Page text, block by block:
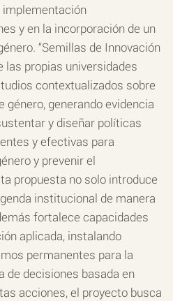
implementación
y en la incorporación de un
“Semillas de Innovación
las propias universidades
contextualizados sobre
género, generando evidencia
y diseñar políticas
y efectivas para
y prevenir el
propuesta no solo introduce
institucional de manera
fortalece capacidades
aplicada, instalando
permanentes para la
de decisiones basada en
acciones, el proyecto busca